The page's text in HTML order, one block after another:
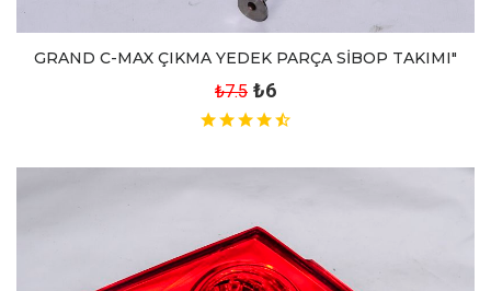
GRAND C-MAX ÇIKMA YEDEK PARÇA SİBOP TAKIMI"
₺7.5 ₺6